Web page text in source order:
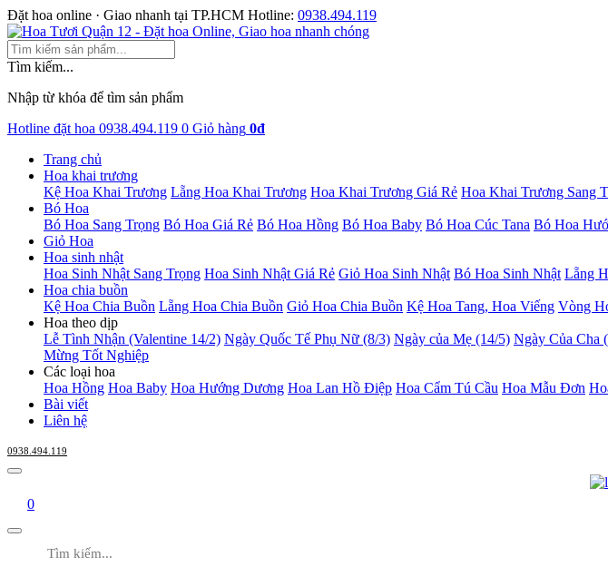
Đặt hoa online · Giao nhanh tại TP.HCM Hotline: 0938.494.119
Tìm kiếm...
Nhập từ khóa để tìm sản phẩm
Hotline đặt hoa 0938.494.119 0 Giỏ hàng 0đ
Trang chủ
Hoa khai trương
Kệ Hoa Khai Trương Lẵng Hoa Khai Trương Hoa Khai Trương Giá Rẻ Hoa Khai Trương Sang
Bó Hoa
Bó Hoa Sang Trọng Bó Hoa Giá Rẻ Bó Hoa Hồng Bó Hoa Baby Bó Hoa Cúc Tana Bó Hoa
Giỏ Hoa
Hoa sinh nhật
Hoa Sinh Nhật Sang Trọng Hoa Sinh Nhật Giá Rẻ Giỏ Hoa Sinh Nhật Bó Hoa Sinh Nhật Lẵng
Hoa chia buồn
Kệ Hoa Chia Buồn Lẵng Hoa Chia Buồn Giỏ Hoa Chia Buồn Kệ Hoa Tang, Hoa Viếng Vòng
Hoa theo dịp
Lễ Tình Nhận (Valentine 14/2) Ngày Quốc Tế Phụ Nữ (8/3) Ngày của Mẹ (14/5) Ngày Của Cha
Mừng Tốt Nghiệp
Các loại hoa
Hoa Hồng Hoa Baby Hoa Hướng Dương Hoa Lan Hồ Điệp Hoa Cẩm Tú Cầu Hoa Mẫu Đơn
Bài viết
Liên hệ
0938.494.119
0